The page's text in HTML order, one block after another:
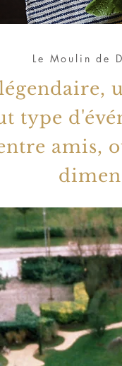
Le Moulin de
type
amis,